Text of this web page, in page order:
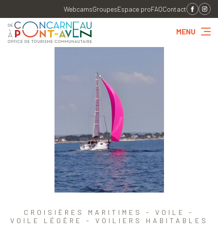
WebcamsGroupesEspace proFAQContact
MENU
CROISIÈRES MARITIMES - VOILE -
VOILE LÉGÈRE - VOILIERS HABITABLES